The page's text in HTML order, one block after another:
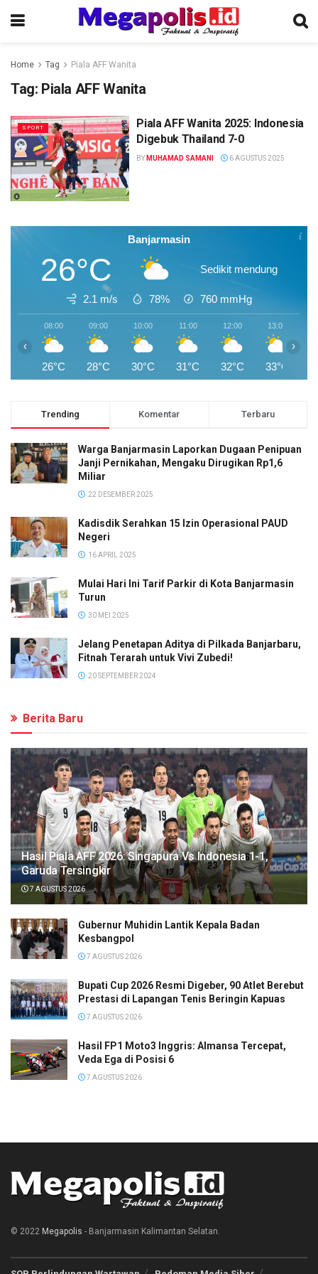
Home Tag Piala AFF Wanita
Tag: Piala AFF Wanita
SPORT
Piala AFF Wanita 2025: Indonesia
Digebuk Thailand 7-0
BY MUHAMAD SAMANI 6 AGUSTUS 2025
Banjarmasin
26°C Sedikit mendung
2.1 m/s 78% 760 mmHg
08:00
26°C
09:00
28°C
10:00
30°C
11:00
31°C
12:00
32°C
13:00
33°C
‹ ›
Trending Komentar Terbaru
Warga Banjarmasin Laporkan Dugaan Penipuan
Janji Pernikahan, Mengaku Dirugikan Rp1,6
Miliar
22 DESEMBER 2025
Kadisdik Serahkan 15 Izin Operasional PAUD
Negeri
16 APRIL 2025
Mulai Hari Ini Tarif Parkir di Kota Banjarmasin
Turun
30 MEI 2025
Jelang Penetapan Aditya di Pilkada Banjarbaru,
Fitnah Terarah untuk Vivi Zubedi!
20 SEPTEMBER 2024
Berita Baru
Hasil Piala AFF 2026: Singapura Vs Indonesia 1-1,
Garuda Tersingkir
7 AGUSTUS 2026
Gubernur Muhidin Lantik Kepala Badan
Kesbangpol
7 AGUSTUS 2026
Bupati Cup 2026 Resmi Digeber, 90 Atlet Berebut
Prestasi di Lapangan Tenis Beringin Kapuas
7 AGUSTUS 2026
Hasil FP1 Moto3 Inggris: Almansa Tercepat,
Veda Ega di Posisi 6
7 AGUSTUS 2026
© 2022 Megapolis - Banjarmasin Kalimantan Selatan.